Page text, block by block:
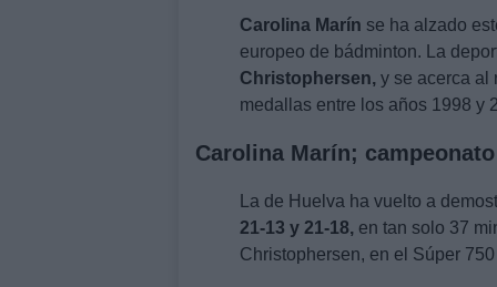
Carolina Marín se ha alzado
europeo de bádminton. La
Christophersen, y se acerca al
medallas entre los años 1998 y
Carolina Marín;
La de Huelva ha vuelto a
21-13 y 21-18, en tan solo 37
Christophersen, en el Súper